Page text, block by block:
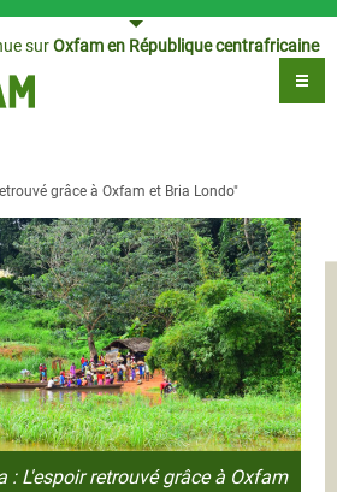
surOxfam en République centrafricaine
grâce à Oxfam et Bria Londo"
: L'espoir retrouvé grâce à Oxfam